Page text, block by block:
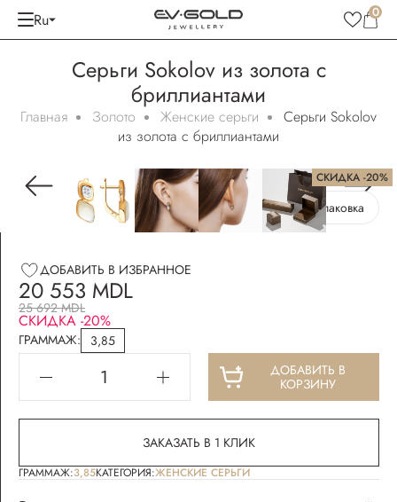
Ru 0
Серьги Sokolov из золота с
бриллиантами
Главная Золото Женские серьги
Серьги Sokolov
из золота с бриллиантами
СКИДКА -20%
Бесплатная упаковка
ДОБАВИТЬ В ИЗБРАННОЕ
20 553 MDL
25 692 MDL
СКИДКА -20%
ГРАММАЖ:
3,85
ДОБАВИТЬ В
КОРЗИНУ
ЗАКАЗАТЬ В 1 КЛИК
ГРАММАЖ:3,85КАТЕГОРИЯ:ЖЕНСКИЕ СЕРЬГИ